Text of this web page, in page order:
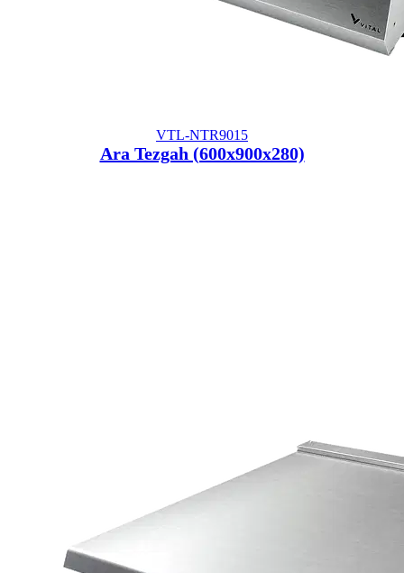
VTL-NTR9015
Ara Tezgah (600x900x280)